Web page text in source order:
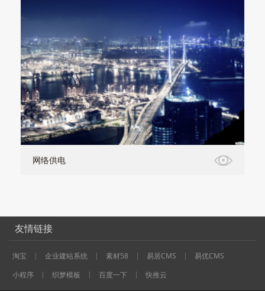
网络供电
友情链接
淘宝 企业建站系统 素材58 易居CMS
易优CMS
小程序
织梦模板 百度一下 快推云